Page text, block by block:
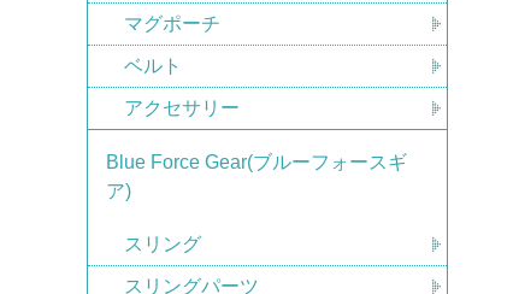
マグポーチ
ベルト
アクセサリー
Blue Force Gear(ブルーフォースギ
ア)
スリング
スリングパーツ